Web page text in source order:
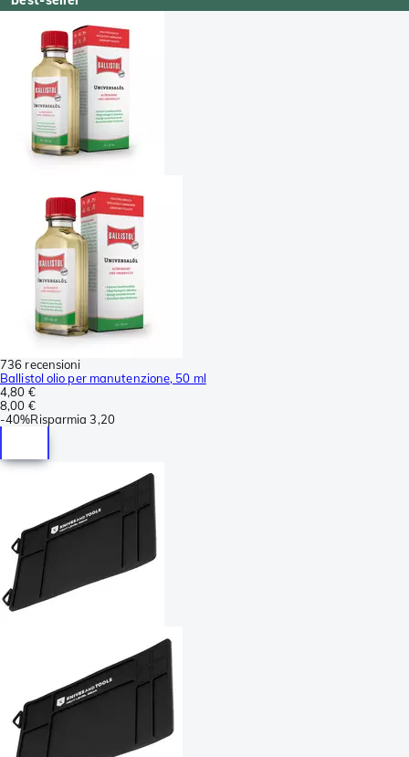
736 recensioni
Ballistol olio per manutenzione, 50 ml
4,80 €
8,00 €
-40%Risparmia 3,20